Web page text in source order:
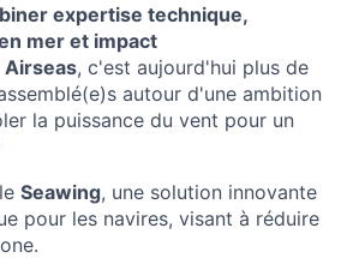
expertise technique,
mer et impact
Airseas, c'est aujourd'hui plus de
autour d'une ambition
la puissance du vent pour un
Seawing, une solution innovante
pour les navires, visant à réduire